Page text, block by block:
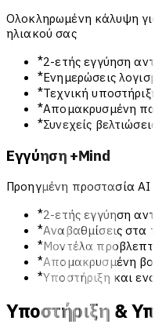
Ολοκληρωμένη κάλυψη
ηλιακού σας
*2-ετής εγγύηση
*Ενημερώσεις
*Τεχνική
*Απομακρυσμένη
*Συνεχείς
Εγγύηση +Mind
Προηγμένη προστασία AI
*2-ετής εγγύηση
*Αναβαθμίσεις στα
*Μοντέλα
*Απομακρυσμένη
*Υποστήριξη και
Υποστήριξη &